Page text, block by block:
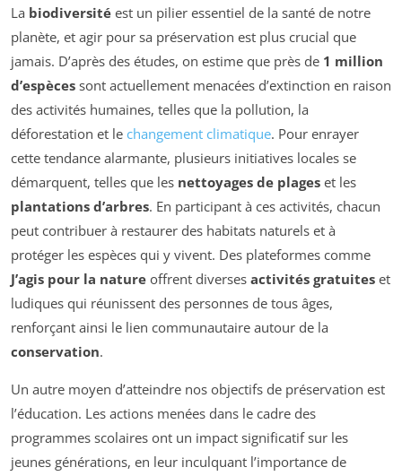
La biodiversité est un pilier essentiel de la santé de notre
planète, et agir pour sa préservation est plus crucial que
jamais. D’après des études, on estime que près de 1 million
d’espèces sont actuellement menacées d’extinction en raison
des activités humaines, telles que la pollution, la
déforestation et le changement climatique. Pour enrayer
cette tendance alarmante, plusieurs initiatives locales se
démarquent, telles que les nettoyages de plages et les
plantations d’arbres. En participant à ces activités, chacun
peut contribuer à restaurer des habitats naturels et à
protéger les espèces qui y vivent. Des plateformes comme
J’agis pour la nature offrent diverses activités gratuites et
ludiques qui réunissent des personnes de tous âges,
renforçant ainsi le lien communautaire autour de la
conservation.
Un autre moyen d’atteindre nos objectifs de préservation est
l’éducation. Les actions menées dans le cadre des
programmes scolaires ont un impact significatif sur les
jeunes générations, en leur inculquant l’importance de